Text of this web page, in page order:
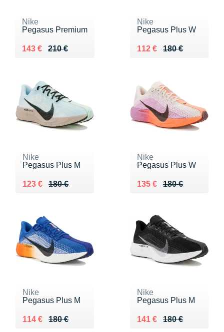
Nike
Pegasus Premium
210 €
Au lieu de 210 €
143 €
Vendu 143 €
Nike
Pegasus Plus W
180 €
Au lieu de 180 €
112 €
Vendu 112 €
Nike
Pegasus Plus M
180 €
Au lieu de 180 €
123 €
Vendu 123 €
Nike
Pegasus Plus W
180 €
Au lieu de 180 €
135 €
Vendu 135 €
Nike
Pegasus Plus M
180 €
Au lieu de 180 €
114 €
Vendu 114 €
Nike
Pegasus Plus M
180 €
Au lieu de 180 €
141 €
Vendu 141 €